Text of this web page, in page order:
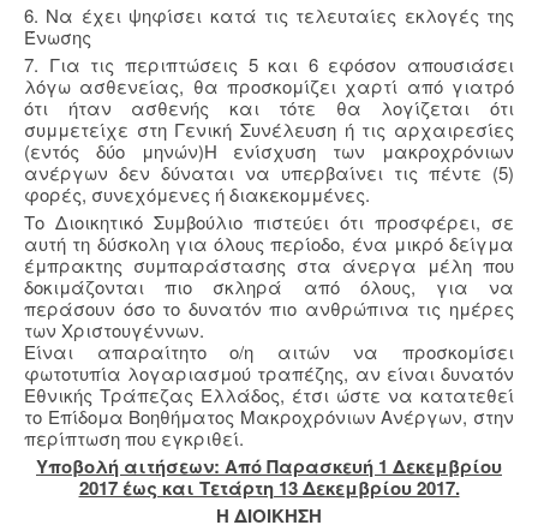
6. Να έχει ψηφίσει κατά τις τελευταίες εκλογές της
Ένωσης
7. Για τις περιπτώσεις 5 και 6 εφόσον απουσιάσει
λόγω ασθενείας, θα προσκομίζει χαρτί από γιατρό
ότι ήταν ασθενής και τότε θα λογίζεται ότι
συμμετείχε στη Γενική Συνέλευση ή τις αρχαιρεσίες
(εντός δύο μηνών)Η ενίσχυση των μακροχρόνιων
ανέργων δεν δύναται να υπερβαίνει τις πέντε (5)
φορές, συνεχόμενες ή διακεκομμένες.
Το Διοικητικό Συμβούλιο πιστεύει ότι προσφέρει, σε
αυτή τη δύσκολη για όλους περίοδο, ένα μικρό δείγμα
έμπρακτης συμπαράστασης στα άνεργα μέλη που
δοκιμάζονται πιο σκληρά από όλους, για να
περάσουν όσο το δυνατόν πιο ανθρώπινα τις ημέρες
των Χριστουγέννων.
Είναι απαραίτητο ο/η αιτών να προσκομίσει
φωτοτυπία λογαριασμού τραπέζης, αν είναι δυνατόν
Εθνικής Τράπεζας Ελλάδος, έτσι ώστε να κατατεθεί
το Επίδομα Βοηθήματος Μακροχρόνιων Ανέργων, στην
περίπτωση που εγκριθεί.
Υποβολή αιτήσεων: Από Παρασκευή 1 Δεκεμβρίου
2017 έως και Τετάρτη 13 Δεκεμβρίου 2017.
Η ΔΙΟΙΚΗΣΗ